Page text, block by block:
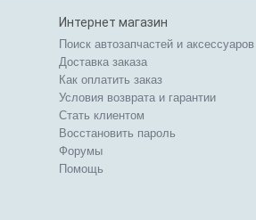
Интернет магазин
Поиск автозапчастей и аксессуаров
Доставка заказа
Как оплатить заказ
Условия возврата и гарантии
Стать клиентом
Восстановить пароль
Форумы
Помощь